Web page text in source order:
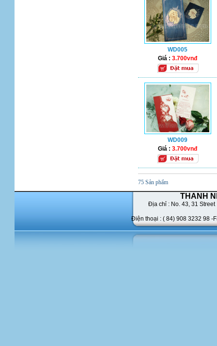
WD005
Giá :3.700vnđ
WD009
Giá :3.700vnđ
75 Sản phẩm
THANH
Địa chỉ : No. 43, 31 Street
Điện thoại : ( 84) 908 3232 98 -